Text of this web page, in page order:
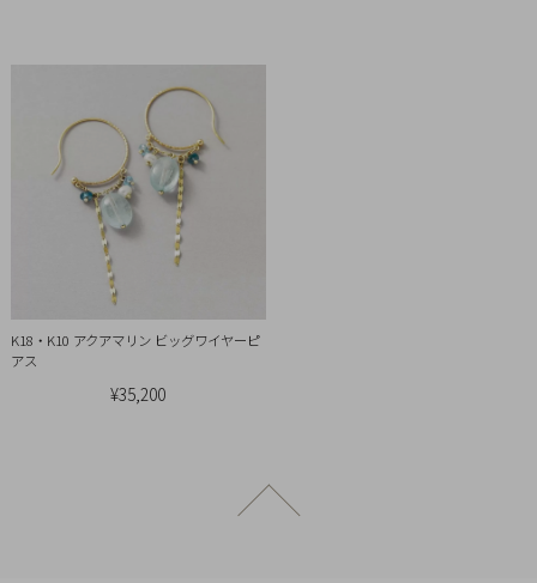
K18・K10 アクアマリン ビッグワイヤーピ
アス
¥35,200
ページトップへ戻る
づ